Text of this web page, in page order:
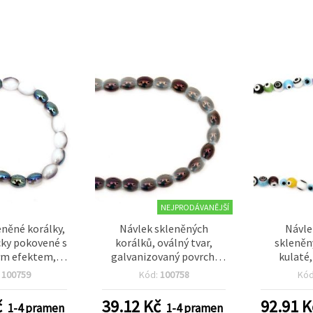
korálky,
pokovené s
efektem,
1 mm,
100759
1-4 pramen
NEJPRODÁVANĚJŠÍ
Návlek skleněných
korálků, oválný tvar,
galvanizovaný povrch,
6x8~9 mm, průvlek 1 mm,
Kód: 100758
39.12 Kč 1-4 pramen
kulaté,
průvlek
92.91